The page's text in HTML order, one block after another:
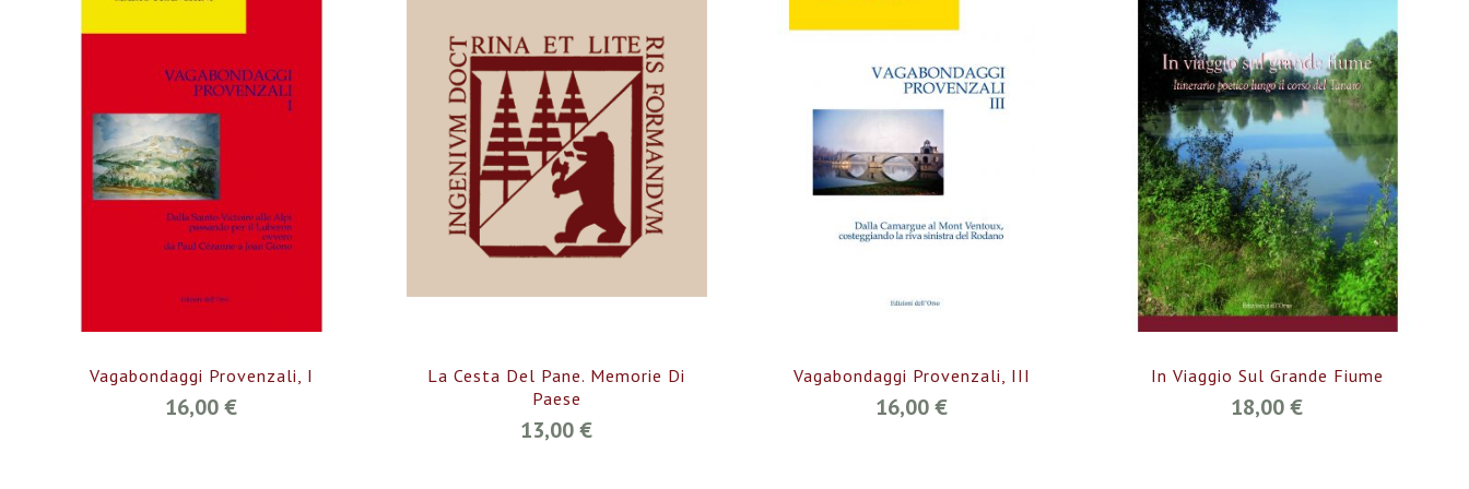
Vagabondaggi Provenzali, I
16,00 €
La Cesta Del Pane. Memorie Di
Paese
13,00 €
Vagabondaggi Provenzali, III
16,00 €
In Viaggio Sul Grande Fiume
18,00 €